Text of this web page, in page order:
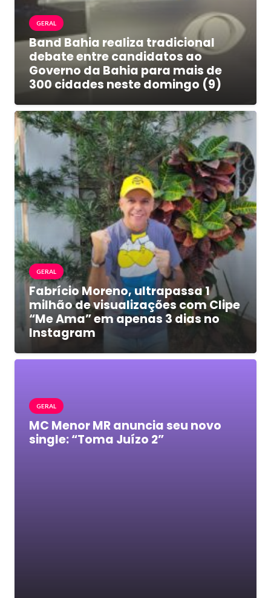
GERAL
Band Bahia realiza tradicional
debate entre candidatos ao
Governo da Bahia para mais de
300 cidades neste domingo (9)
GERAL
Fabrício Moreno, ultrapassa 1
milhão de visualizações com Clipe
“Me Ama” em apenas 3 dias no
Instagram
GERAL
MC Menor MR anuncia seu novo
single: “Toma Juízo 2”